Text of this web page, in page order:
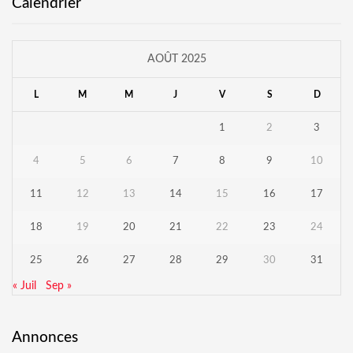
Calendrier
AOÛT 2025
L M M J V S D
1 2 3
4 5 6 7 8 9 10
11 12 13 14 15 16 17
18 19 20 21 22 23 24
25 26 27 28 29 30 31
« Juil Sep »
Annonces